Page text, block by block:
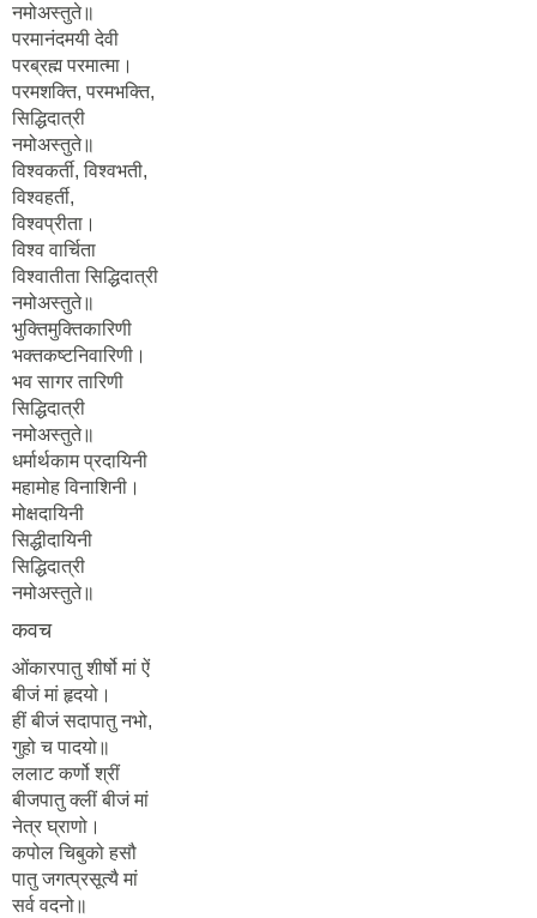
नमोअस्तुते॥
परमानंदमयी देवी
परब्रह्म परमात्मा।
परमशक्ति, परमभक्ति,
सिद्धिदात्री
नमोअस्तुते॥
विश्वकर्ती, विश्वभती,
विश्वहर्ती,
विश्वप्रीता।
विश्व वार्चिता
विश्वातीता सिद्धिदात्री
नमोअस्तुते॥
भुक्तिमुक्तिकारिणी
भक्तकष्टनिवारिणी।
भव सागर तारिणी
सिद्धिदात्री
नमोअस्तुते॥
धर्मार्थकाम प्रदायिनी
महामोह विनाशिनी।
मोक्षदायिनी
सिद्धीदायिनी
सिद्धिदात्री
नमोअस्तुते॥
कवच
ओंकारपातु शीर्षो मां ऐं
बीजं मां हृदयो।
हीं बीजं सदापातु नभो,
गुहो च पादयो॥
ललाट कर्णो श्रीं
बीजपातु क्लीं बीजं मां
नेत्र घ्राणो।
कपोल चिबुको हसौ
पातु जगत्प्रसूत्यै मां
सर्व वदनो॥